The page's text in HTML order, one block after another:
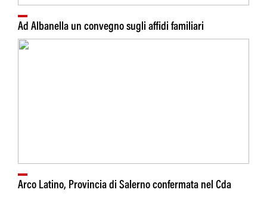
Ad Albanella un convegno sugli affidi familiari
Arco Latino, Provincia di Salerno confermata nel Cda